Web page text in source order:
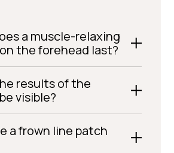
a muscle-relaxing
the forehead last?
results of the
visible?
a frown line patch